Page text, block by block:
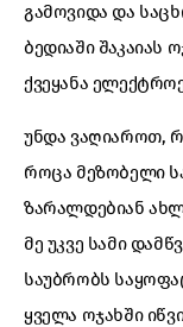
გამოვიდა და
ბედიაში შაკაიას
ქვეყანა
უნდა ვაღიაროთ,
როცა მეზობელი
ზარალდებიან
მე უკვე სამი
საუბრობს
ყველა ოჯახში